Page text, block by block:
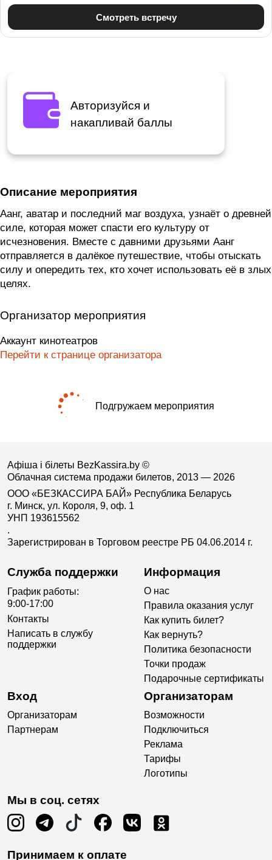
Авторизуйся и
накапливай баллы
Описание мероприятия
Аанг, аватар и последний маг воздуха, узнаёт о древней
силе, которая может спасти его культуру от
исчезновения. Вместе с давними друзьями Аанг
отправляется в далёкое путешествие, чтобы отыскать
силу и опередить тех, кто хочет использовать её в злых
целях.
Организатор мероприятия
Аккаунт кинотеатров
Перейти к странице организатора
Подгружаем мероприятия
Афіша і білеты BezKassira.by ©
Облачная система продажи билетов, 2013 — 2026
ООО «БЕЗКАССИРА БАЙ» Республика Беларусь
г. Минск, ул. Короля, 9, оф. 1
УНП 193615562
.
Зарегистрирован в Торговом реестре РБ 04.06.2014 г.
Служба поддержки
График работы:
9:00-17:00
Контакты
Написать в службу
поддержки
Информация
О нас
Правила оказания услуг
Как купить билет?
Как вернуть?
Политика безопасности
Точки продаж
Подарочные сертификаты
Вход
Организаторам
Партнерам
Организаторам
Возможности
Подключиться
Реклама
Тарифы
Логотипы
Мы в соц. сетях
Принимаем к оплате